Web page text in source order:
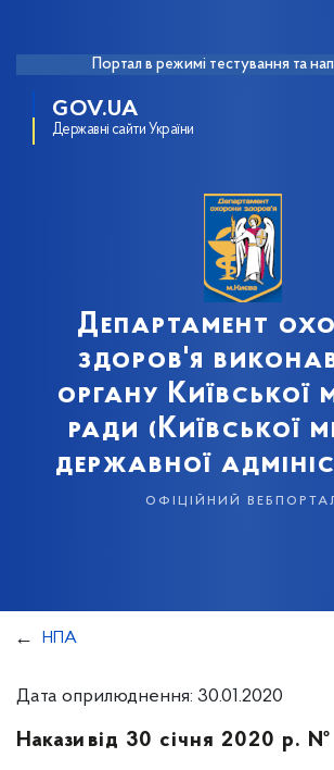
Портал в режимі тестування та
GOV.UA
Державні сайти України
Департамент
здоров'я
органу Київської
ради (Київської
державної
офіційний
НПА
Дата оприлюднення: 30.01.2020
Накази від 30 січня 2020 р. №